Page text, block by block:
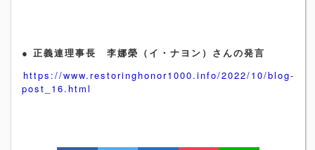
● 正義連理事長 李娜榮（ イ・ナヨン）さんの発言
https://www.restoringhonor1000.info/2022/10/blog-
post_16.html